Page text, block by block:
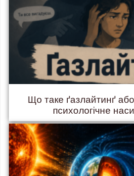
Що таке ґазлайтинґ або
психологічне